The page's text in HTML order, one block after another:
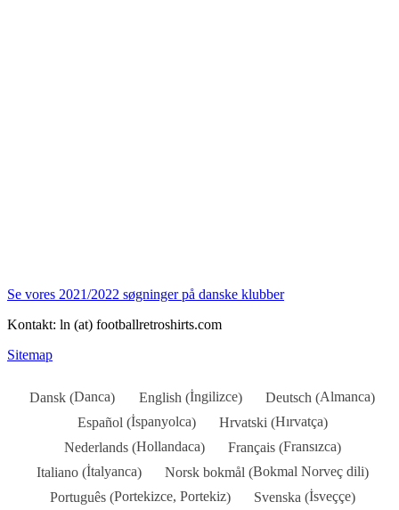
Se vores 2021/2022 søgninger på danske klubber
Kontakt: ln (at) footballretroshirts.com
Sitemap
Dansk (Danca) English (İngilizce) Deutsch (Almanca)
Español (İspanyolca) Hrvatski (Hırvatça)
Nederlands(Hollandaca) Français(Fransızca)
Italiano(İtalyanca) Norsk bokmål (Bokmal Norveç dili)
Português(Portekizce, Portekiz) Svenska (İsveççe)